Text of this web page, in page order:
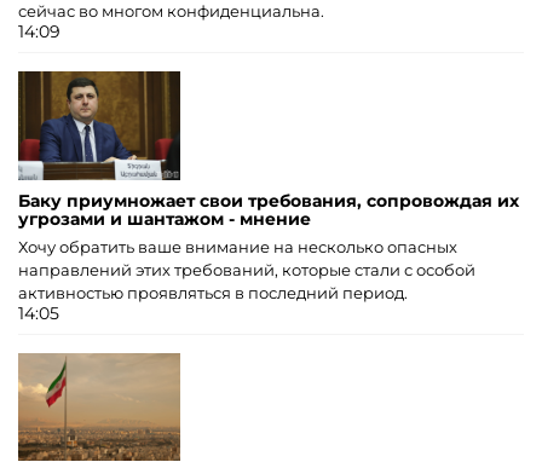
сейчас во многом конфиденциальна.
14:09
Баку приумножает свои требования, сопровождая их
угрозами и шантажом - мнение
Хочу обратить ваше внимание на несколько опасных
направлений этих требований, которые стали с особой
активностью проявляться в последний период.
14:05